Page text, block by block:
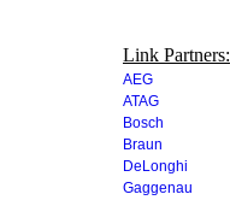
Link Partners:
AEG
ATAG
Bosch
Braun
DeLonghi
Gaggenau